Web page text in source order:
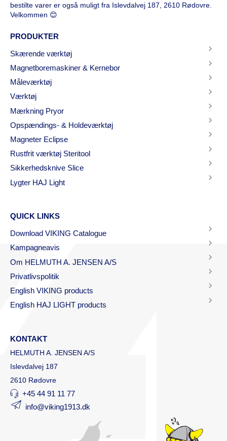
bestilte varer er også muligt fra Islevdalvej 187, 2610 Rødovre.
Velkommen 😊
PRODUKTER
Skærende værktøj
Magnetboremaskiner & Kernebor
Måleværktøj
Værktøj
Mærkning Pryor
Opspændings- & Holdeværktøj
Magneter Eclipse
Rustfrit værktøj Steritool
Sikkerhedsknive Slice
Lygter HAJ Light
QUICK LINKS
Download VIKING Catalogue
Kampagneavis
Om HELMUTH A. JENSEN A/S
Privatlivspolitik
English VIKING products
English HAJ LIGHT products
KONTAKT
HELMUTH A. JENSEN A/S
Islevdalvej 187
2610 Rødovre
+45 44 91 11 77
info@viking1913.dk